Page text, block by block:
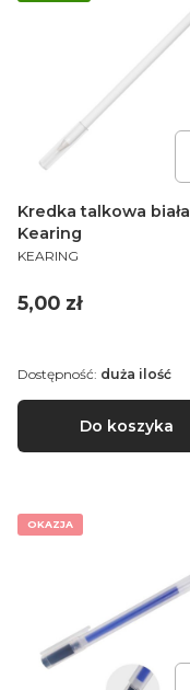
Kredka talkowa biała
Kearing
PRODUCENT
KEARING
Cena
5,00 zł
Do koszyka
Dostępność: duża ilość
OKAZJA